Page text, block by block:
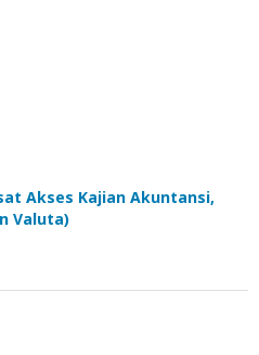
Akses Kajian Akuntansi,
Valuta)